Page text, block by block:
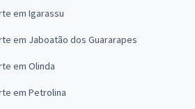
em Igarassu
em Jaboatão dos Guararapes
em Olinda
em Petrolina